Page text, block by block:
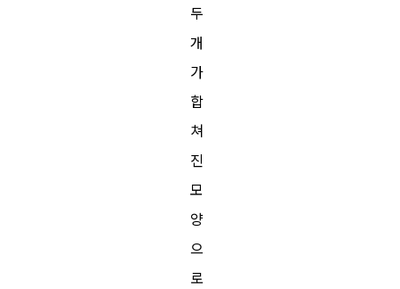
두
개
가
합
쳐
진
모
양
으
로